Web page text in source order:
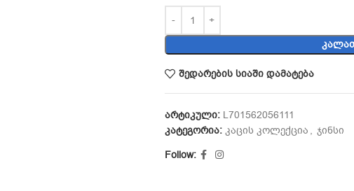
შედარების სიაში დამატება
არტიკული: L701562056111
კატეგორია: კაცის კოლექცია , ჯინსი
Follow: